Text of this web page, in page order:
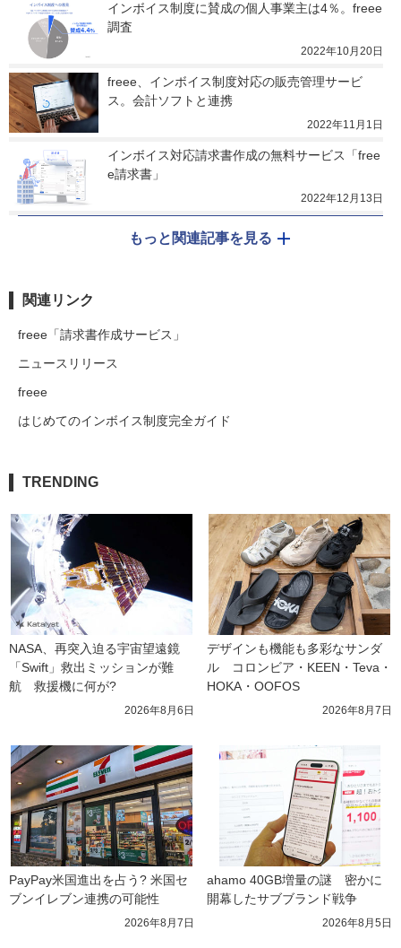
インボイス制度に賛成の個人事業主は4％。freee
調査
2022年10月20日
freee、インボイス制度対応の販売管理サービ
ス。会計ソフトと連携
2022年11月1日
インボイス対応請求書作成の無料サービス「free
e請求書」
2022年12月13日
もっと関連記事を見る
関連リンク
freee「請求書作成サービス」
ニュースリリース
freee
はじめてのインボイス制度完全ガイド
TRENDING
NASA、再突入迫る宇宙望遠鏡
「Swift」救出ミッションが難
航　救援機に何が?
2026年8月6日
デザインも機能も多彩なサンダ
ル　コロンビア・KEEN・Teva・
HOKA・OOFOS
2026年8月7日
PayPay米国進出を占う? 米国セ
ブンイレブン連携の可能性
2026年8月7日
ahamo 40GB増量の謎　密かに
開幕したサブブランド戦争
2026年8月5日